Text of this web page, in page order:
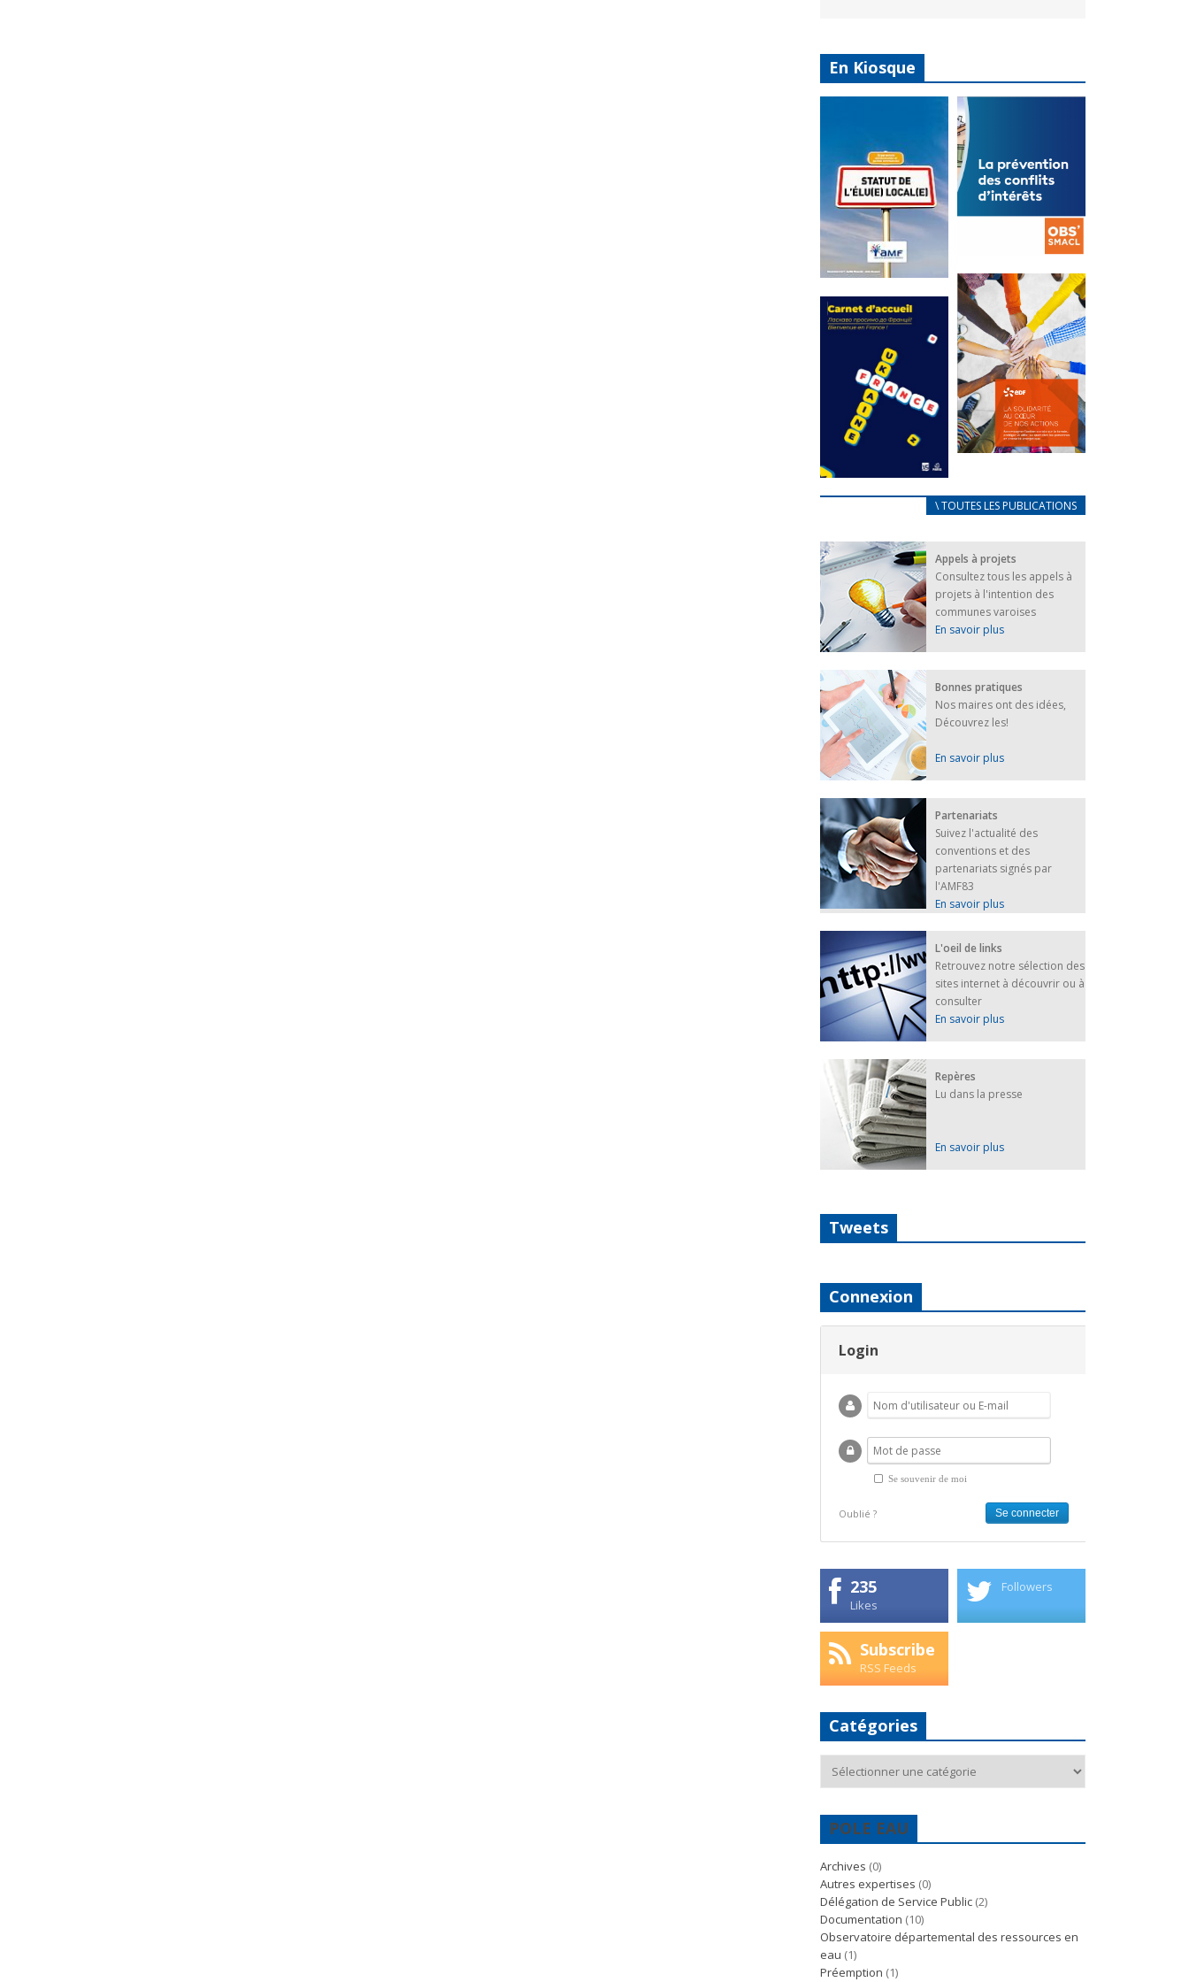
En Kiosque
Statut de
l’élu local
Mise à jour avril
2024
FEUILLETER
La
prévention
des conflits
d’intérêts
18 septembre 2023
FEUILLETER
au coeur de
nos actions
FEUILLETER
FRANÇAIS/UKRAINIEN
25 avril 2022
Afin
d’accompagner
au mieux les
réfugiés
ukrainiens arrivés
en France,...
FEUILLETER
\ TOUTES LES PUBLICATIONS
Appels à projets
Consultez tous les appels à
projets à l'intention des
communes varoises
En savoir plus
Bonnes pratiques
Nos maires ont des idées,
Découvrez les!
En savoir plus
Partenariats
Suivez l'actualité des
conventions et des
partenariats signés par
l'AMF83
En savoir plus
L'oeil de links
Retrouvez notre sélection des
sites internet à découvrir ou à
consulter
En savoir plus
Repères
Lu dans la presse
En savoir plus
Tweets
Connexion
Login
Se souvenir de moi
Oublié ?
235
Likes
Followers
Subscribe
RSS Feeds
Catégories
POLE EAU
Archives (0)
Autres expertises (0)
Délégation de Service Public (2)
Documentation (10)
Observatoire départemental des ressources en
eau (1)
Préemption (1)